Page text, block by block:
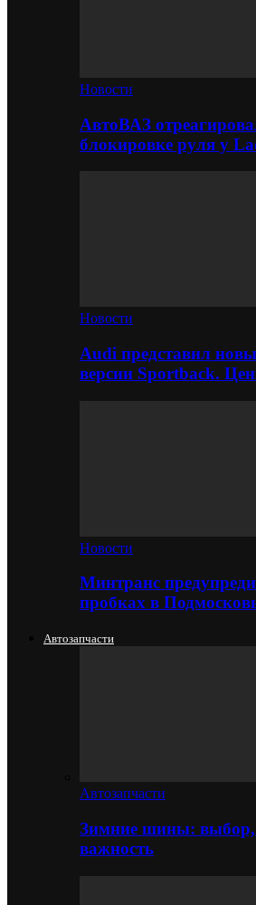
Новости
АвтоВАЗ
блокировке руля у
Новости
Audi представил
версии Sportback.
Новости
Минтранс
пробках в
Автозапчасти
Автозапчасти
Зимние шины: выбор,
важность